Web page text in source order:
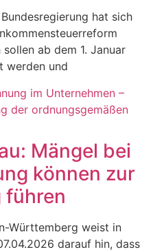
hat sich
ab dem 1. Januar
werden und
Mängel bei
können zur
führen
Württemberg weist in
darauf hin, dass